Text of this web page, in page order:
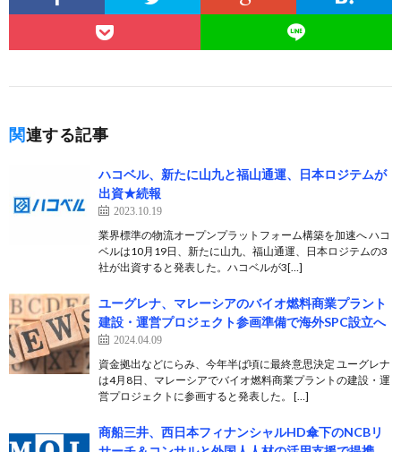
関連する記事
ハコベル、新たに山九と福山通運、日本ロジテムが
出資★続報
2023.10.19
業界標準の物流オープンプラットフォーム構築を加速へ ハコ
ベルは10月19日、新たに山九、福山通運、日本ロジテムの3
社が出資すると発表した。ハコベルが3[…]
ユーグレナ、マレーシアのバイオ燃料商業プラント
建設・運営プロジェクト参画準備で海外SPC設立へ
2024.04.09
資金拠出などにらみ、今年半ば頃に最終意思決定 ユーグレナ
は4月8日、マレーシアでバイオ燃料商業プラントの建設・運
営プロジェクトに参画すると発表した。 […]
商船三井、西日本フィナンシャルHD傘下のNCBリ